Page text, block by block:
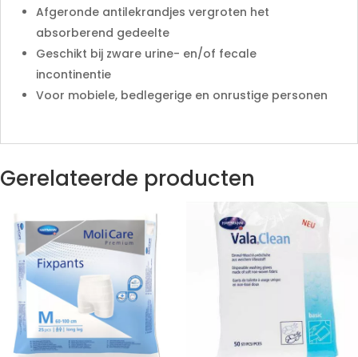
Afgeronde antilekrandjes vergroten het
absorberend gedeelte
Geschikt bij zware urine- en/of fecale
incontinentie
Voor mobiele, bedlegerige en onrustige personen
Gerelateerde producten